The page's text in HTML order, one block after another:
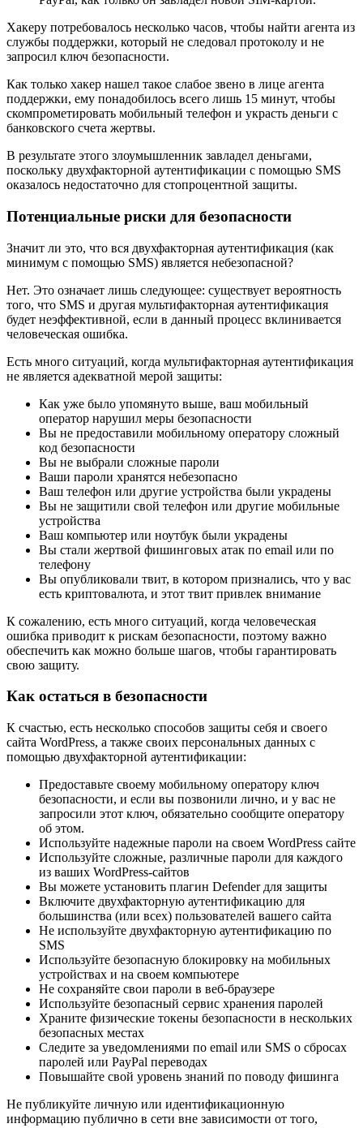
Хакеру потребовалось несколько часов, чтобы найти агента из
службы поддержки, который не следовал протоколу и не
запросил ключ безопасности.
Как только хакер нашел такое слабое звено в лице агента
поддержки, ему понадобилось всего лишь 15 минут, чтобы
скомпрометировать мобильный телефон и украсть деньги с
банковского счета жертвы.
В результате этого злоумышленник завладел деньгами,
поскольку двухфакторной аутентификации с помощью SMS
оказалось недостаточно для стопроцентной защиты.
Потенциальные риски для безопасности
Значит ли это, что вся двухфакторная аутентификация (как
минимум с помощью SMS) является небезопасной?
Нет. Это означает лишь следующее: существует вероятность
того, что SMS и другая мультифакторная аутентификация
будет неэффективной, если в данный процесс вклинивается
человеческая ошибка.
Есть много ситуаций, когда мультифакторная аутентификация
не является адекватной мерой защиты:
Как уже было упомянуто выше, ваш мобильный
оператор нарушил меры безопасности
Вы не предоставили мобильному оператору сложный
код безопасности
Вы не выбрали сложные пароли
Ваши пароли хранятся небезопасно
Ваш телефон или другие устройства были украдены
Вы не защитили свой телефон или другие мобильные
устройства
Ваш компьютер или ноутбук были украдены
Вы стали жертвой фишинговых атак по email или по
телефону
Вы опубликовали твит, в котором признались, что у вас
есть криптовалюта, и этот твит привлек внимание
К сожалению, есть много ситуаций, когда человеческая
ошибка приводит к рискам безопасности, поэтому важно
обеспечить как можно больше шагов, чтобы гарантировать
свою защиту.
Как остаться в безопасности
К счастью, есть несколько способов защиты себя и своего
сайта WordPress, а также своих персональных данных с
помощью двухфакторной аутентификации:
Предоставьте своему мобильному оператору ключ
безопасности, и если вы позвонили лично, и у вас не
запросили этот ключ, обязательно сообщите оператору
об этом.
Используйте надежные пароли на своем WordPress сайте
Используйте сложные, различные пароли для каждого
из ваших WordPress-сайтов
Вы можете установить плагин Defender для защиты
Включите двухфакторную аутентификацию для
большинства (или всех) пользователей вашего сайта
Не используйте двухфакторную аутентификацию по
SMS
Используйте безопасную блокировку на мобильных
устройствах и на своем компьютере
Не сохраняйте свои пароли в веб-браузере
Используйте безопасный сервис хранения паролей
Храните физические токены безопасности в нескольких
безопасных местах
Следите за уведомлениями по email или SMS о сбросах
паролей или PayPal переводах
Повышайте свой уровень знаний по поводу фишинга
Не публикуйте личную или идентификационную
информацию публично в сети вне зависимости от того,